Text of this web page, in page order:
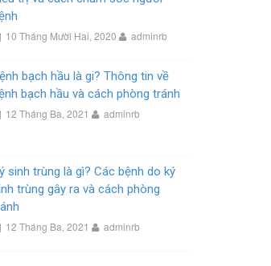
10 Tháng Mười Hai, 2020 adminrb
bạch hầu là gi? Thông tin về
bạch hầu và cách phòng tránh
12 Tháng Ba, 2021 adminrb
sinh trùng là gì? Các bệnh do ký
trùng gây ra và cách phòng
12 Tháng Ba, 2021 adminrb